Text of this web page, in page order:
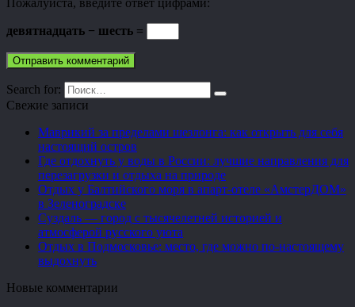
Пожалуйста, введите ответ цифрами:
девятнадцать − шесть =
Search for:
Свежие записи
Маврикий за пределами шезлонга: как открыть для себя
настоящий остров
Где отдохнуть у воды в России: лучшие направления для
перезагрузки и отдыха на природе
Отдых у Балтийского моря в апарт-отеле «АмстерДОМ»
в Зеленоградске
Суздаль — город с тысячелетней историей и
атмосферой русского уюта
Отдых в Подмосковье: место, где можно по-настоящему
выдохнуть
Новые комментарии